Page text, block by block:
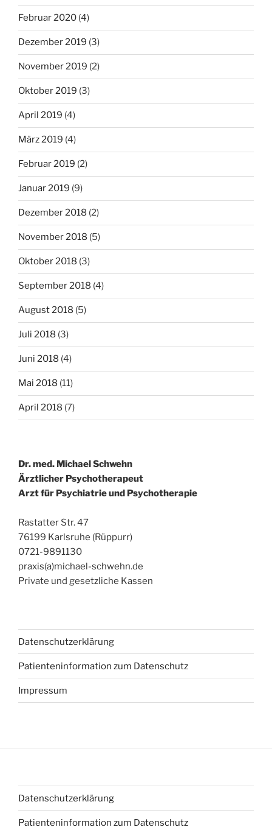
Februar 2020 (4)
Dezember 2019 (3)
November 2019 (2)
Oktober 2019 (3)
April 2019 (4)
März 2019 (4)
Februar 2019 (2)
Januar 2019 (9)
Dezember 2018 (2)
November 2018 (5)
Oktober 2018 (3)
September 2018 (4)
August 2018 (5)
Juli 2018 (3)
Juni 2018 (4)
Mai 2018 (11)
April 2018 (7)
Dr. med. Michael Schwehn
Ärztlicher Psychotherapeut
Arzt für Psychiatrie und Psychotherapie
Rastatter Str. 47
76199 Karlsruhe (Rüppurr)
0721-9891130
praxis(a)michael-schwehn.de
Private und gesetzliche Kassen
Datenschutzerklärung
Patienteninformation zum Datenschutz
Impressum
Datenschutzerklärung
Patienteninformation zum Datenschutz